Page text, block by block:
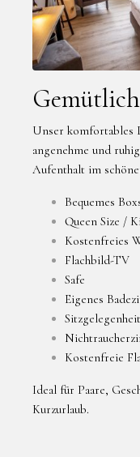
Unser komfortables
angenehme und
Aufenthalt im
Bequemes
Queen Size /
Kostenfreies
Flachbild-TV
Safe
Eigenes
Kostenfreie
Ideal für Paare,
Kurzurlaub.